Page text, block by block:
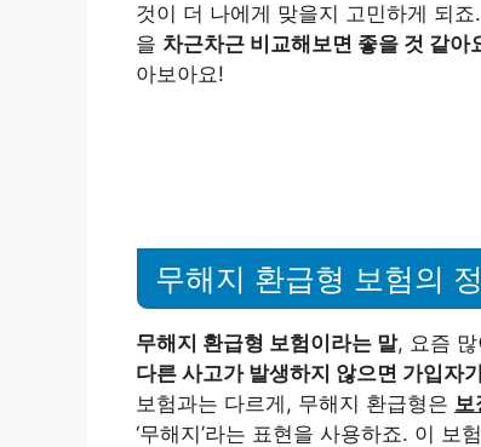
것이 더 나에게 맞을지 고민하게 되
을 차근차근 비교해보면 좋을 것 같아
아보아요!
무해지 환급형 보험의
무해지 환급형 보험이라는 말, 요즘
다른 사고가 발생하지 않으면 가입자
보험과는 다르게, 무해지 환급형은 보
‘무해지’라는 표현을 사용하죠. 이 보